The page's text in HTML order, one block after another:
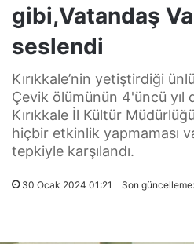
gibi,Vatandaş
seslendi
Kırıkkale’nin yetiştirdiği
Çevik ölümünün 4'üncü yıl
Kırıkkale İl Kültür
hiçbir etkinlik yapmaması
tepkiyle karşılandı.
30 Ocak 2024 01:21 Son